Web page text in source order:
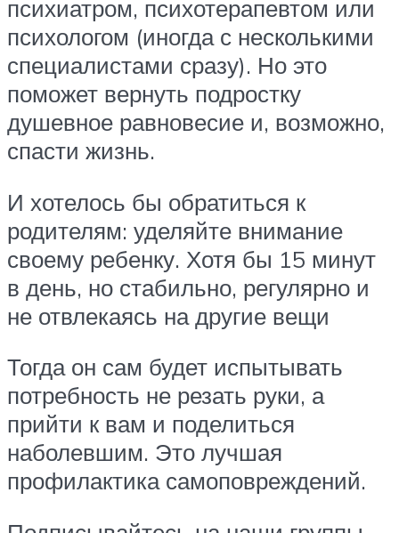
психиатром, психотерапевтом или
психологом (иногда с несколькими
специалистами сразу). Но это
поможет вернуть подростку
душевное равновесие и, возможно,
спасти жизнь.
И хотелось бы обратиться к
родителям: уделяйте внимание
своему ребенку. Хотя бы 15 минут
в день, но стабильно, регулярно и
не отвлекаясь на другие вещи
Тогда он сам будет испытывать
потребность не резать руки, а
прийти к вам и поделиться
наболевшим. Это лучшая
профилактика самоповреждений.